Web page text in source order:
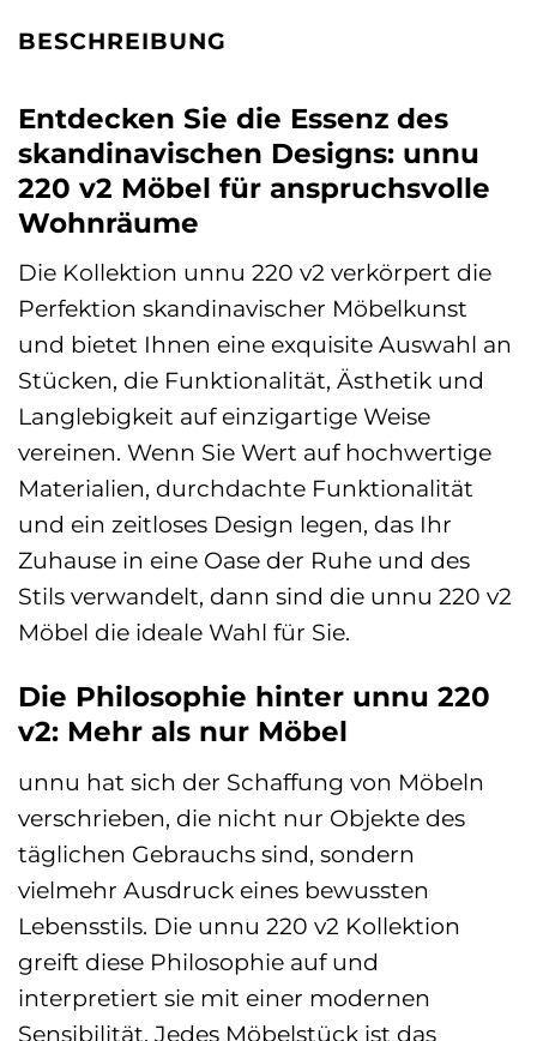
BESCHREIBUNG
Entdecken Sie die Essenz des
skandinavischen Designs: unnu
220 v2 Möbel für anspruchsvolle
Wohnräume
Die Kollektion unnu 220 v2 verkörpert die
Perfektion skandinavischer Möbelkunst
und bietet Ihnen eine exquisite Auswahl an
Stücken, die Funktionalität, Ästhetik und
Langlebigkeit auf einzigartige Weise
vereinen. Wenn Sie Wert auf hochwertige
Materialien, durchdachte Funktionalität
und ein zeitloses Design legen, das Ihr
Zuhause in eine Oase der Ruhe und des
Stils verwandelt, dann sind die unnu 220 v2
Möbel die ideale Wahl für Sie.
Die Philosophie hinter unnu 220
v2: Mehr als nur Möbel
unnu hat sich der Schaffung von Möbeln
verschrieben, die nicht nur Objekte des
täglichen Gebrauchs sind, sondern
vielmehr Ausdruck eines bewussten
Lebensstils. Die unnu 220 v2 Kollektion
greift diese Philosophie auf und
interpretiert sie mit einer modernen
Sensibilität. Jedes Möbelstück ist das